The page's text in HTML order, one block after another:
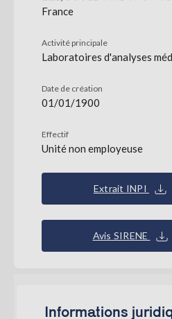
France
Activité principale
Laboratoires d'analyses
Date de création
01/01/1900
Effectif
Unité non employeuse
Extrait INPI
Avis SIRENE
Informations